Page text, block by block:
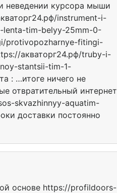
неведении курсора мыши
instrument-i-
lenta-tim-belyy-25mm-0-
protivopozharnye-fitingi-
акваторг24.рф/truby-i-
stantsii-tim-1-
: …итоге ничего не
отвратительный интернет
skvazhinnyy-aquatim-
доставки постоянно
основе https://profildoors-